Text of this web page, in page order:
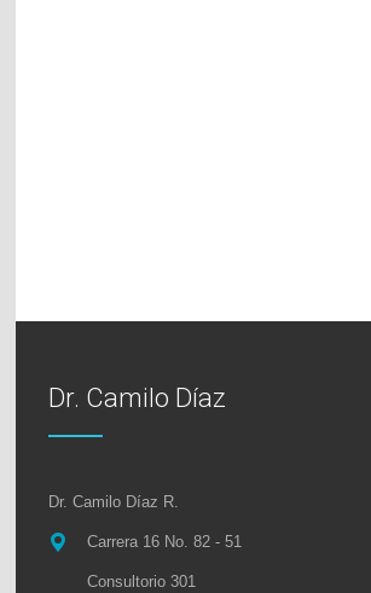
Dr. Camilo Díaz
Dr. Camilo Díaz R.
Carrera 16 No. 82 - 51
Consultorio 301